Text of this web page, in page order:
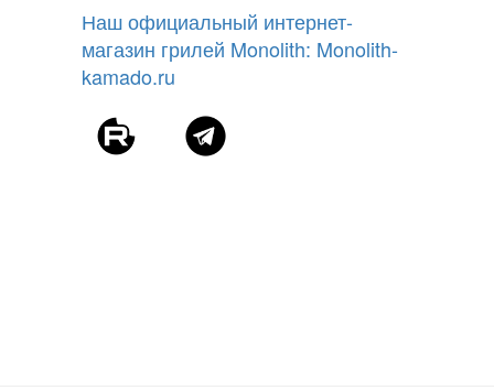
Наш официальный интернет-
магазин грилей Monolith: Monolith-
kamado.ru